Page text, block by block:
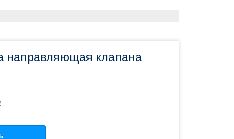
направляющая клапана